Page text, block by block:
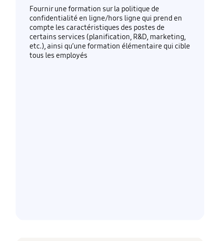
Fournir une formation sur la politique de
confidentialité en ligne/hors ligne qui prend en
compte les caractéristiques des postes de
certains services (planification, R&D, marketing,
etc.), ainsi qu’une formation élémentaire qui cible
tous les employés